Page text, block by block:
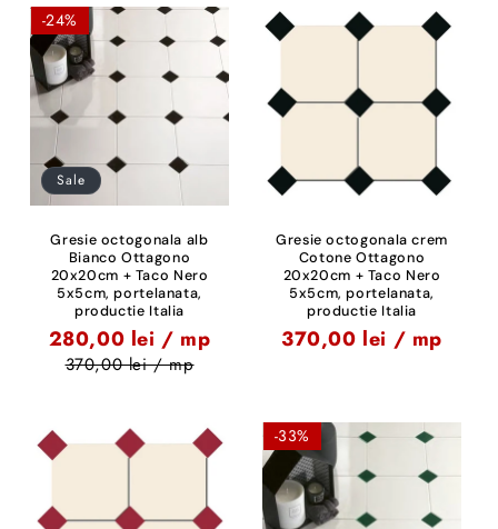
-24%
Sale
Gresie octogonala alb
Bianco Ottagono
20x20cm + Taco Nero
5x5cm, portelanata,
productie Italia
280,00 lei / mp
370,00 lei / mp
Gresie octogonala crem
Cotone Ottagono
20x20cm + Taco Nero
5x5cm, portelanata,
productie Italia
370,00 lei / mp
-33%